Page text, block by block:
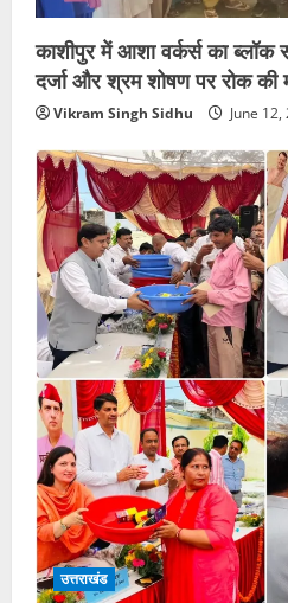
काशीपुर में आशा वर्कर्स का ब्लॉक
दर्जा और श्रम शोषण पर रोक की
Vikram Singh Sidhu June 12,
उत्तराखंड